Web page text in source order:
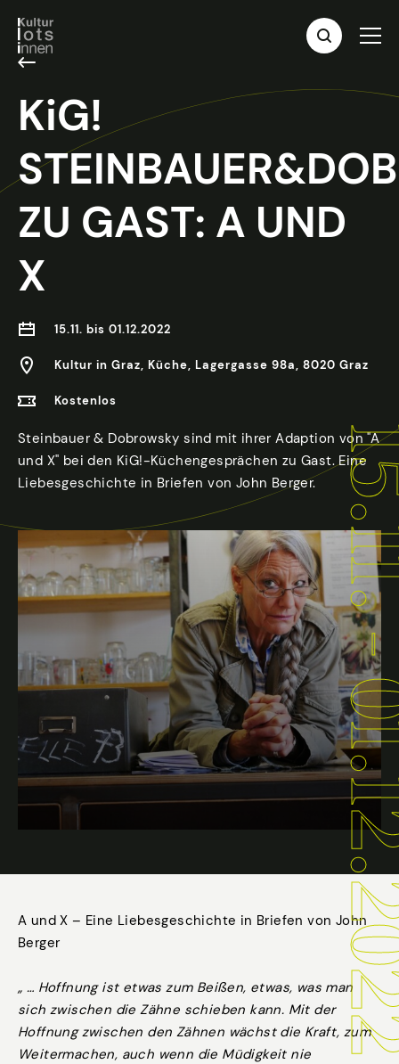
KiG!
ZU GAST: A UND
X
15.11. bis 01.12.2022
Kultur in Graz, Küche, Lagergasse 98a, 8020 Graz
Kostenlos
Steinbauer & Dobrowsky sind mit ihrer Adaption von "A
und X" bei den KiG!-Küchengesprächen zu Gast. Eine
Liebesgeschichte in Briefen von John Berger. 15.11.
A und X – Eine Liebesgeschichte in Briefen von John
Berger
„ … Hoffnung ist etwas zum Beißen, etwas, was man
sich zwischen die Zähne schieben kann. Mit der
Hoffnung zwischen den Zähnen wächst die Kraft, zum
Weitermachen, auch wenn die Müdigkeit nie